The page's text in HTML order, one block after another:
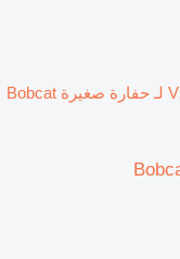
المحرك V2203 لـ حفارة صغيرة Bobcat